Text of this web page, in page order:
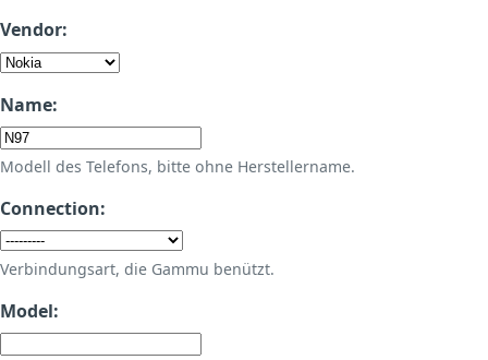
Vendor:
Name:
Modell des Telefons, bitte ohne Herstellername.
Connection:
Verbindungsart, die Gammu benützt.
Model: